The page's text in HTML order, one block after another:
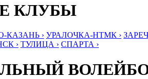
КЛУБЫ
КАЗАНЬ › УРАЛОЧКА-НТМК ›
› ТУЛИЦА › СПАРТА ›